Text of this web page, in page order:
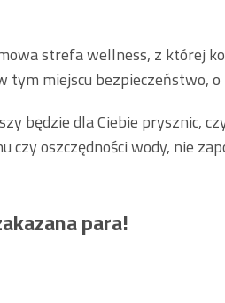
strefa wellness, z której
tym miejscu bezpieczeństwo, o
będzie dla Ciebie prysznic,
czy oszczędności wody, nie
para!